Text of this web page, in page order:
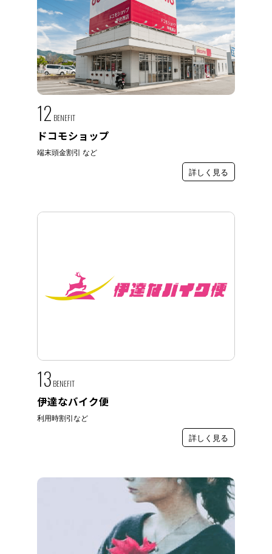
12 BENEFIT
ドコモショップ
端末頭金割引 など
詳しく見る
13 BENEFIT
伊達なバイク便
利用時割引など
詳しく見る